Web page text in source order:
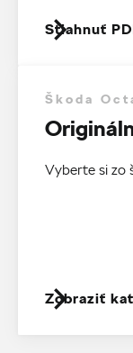
Stiahnuť
Škoda
Vyberte si zo
Zobraziť